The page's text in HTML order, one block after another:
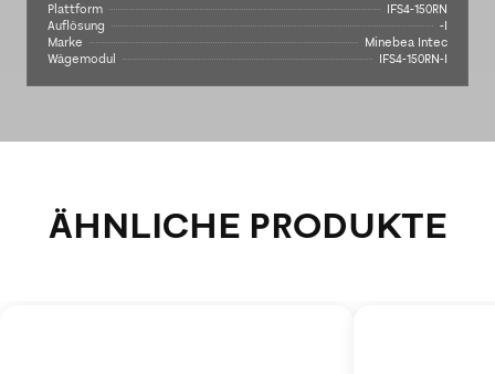
Plattform
IFS4-150RN
Auflösung
-I
Marke
Minebea Intec
Wägemodul
IFS4-150RN-I
ÄHNLICHE PRODUKTE